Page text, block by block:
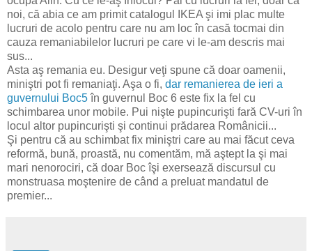
noi, că abia ce am primit catalogul IKEA şi imi plac multe
lucruri de acolo pentru care nu am loc în casă tocmai din
cauza remaniabilelor lucruri pe care vi le-am descris mai
sus...
Asta aş remania eu. Desigur veţi spune că doar oamenii,
miniştri pot fi remaniaţi. Aşa o fi, dar remanierea de ieri a
guvernului Boc5în guvernul Boc 6 este fix la fel cu
schimbarea unor mobile. Pui nişte pupincurişti fară CV-uri în
locul altor pupincurişti şi continui prădarea Românicii...
Şi pentru că au schimbat fix miniştri care au mai făcut ceva
reformă, bună, proastă, nu comentăm, mă aştept la şi mai
mari nenorociri, că doar Boc îşi exersează discursul cu
monstruasa moştenire de când a preluat mandatul de
premier...